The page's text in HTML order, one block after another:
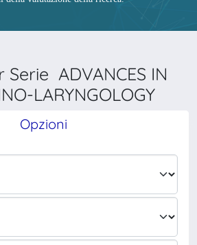
Serie ADVANCES IN
LARYNGOLOGY
Opzioni